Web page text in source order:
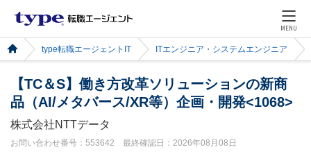
MENU
type転職エージェントIT ITエンジニア・システムエンジニア
【TC＆S】働き方改革ソリューションの新商
品（AI/メタバース/XR等）企画・開発<1068>
株式会社NTTデータ
お問い合わせ番号：553642 最終確認日：2026年08月08日